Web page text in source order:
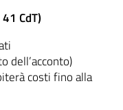
41 CdT)
dell’acconto)
costi fino alla